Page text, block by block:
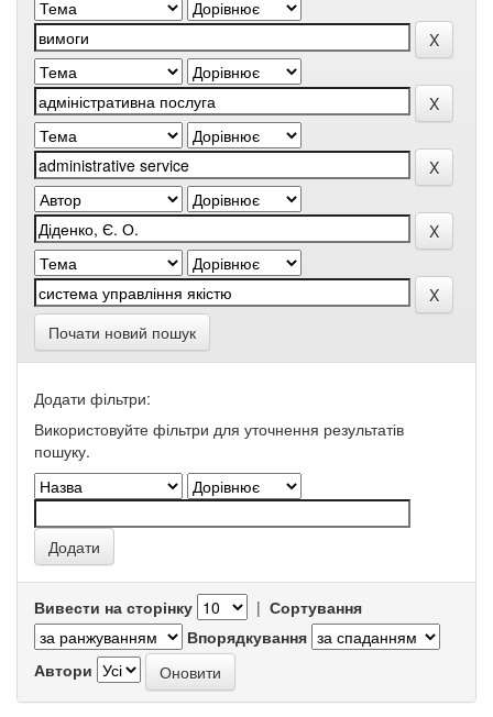
Почати новий пошук
Додати фільтри:
Використовуйте фільтри для уточнення результатів
пошуку.
Вивести на сторінку | Сортування
Впорядкування
Автори